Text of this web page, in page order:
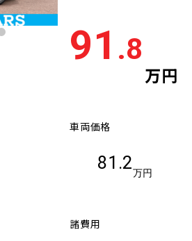
91 .8
万円
車両価格
81.2
万円
諸費用